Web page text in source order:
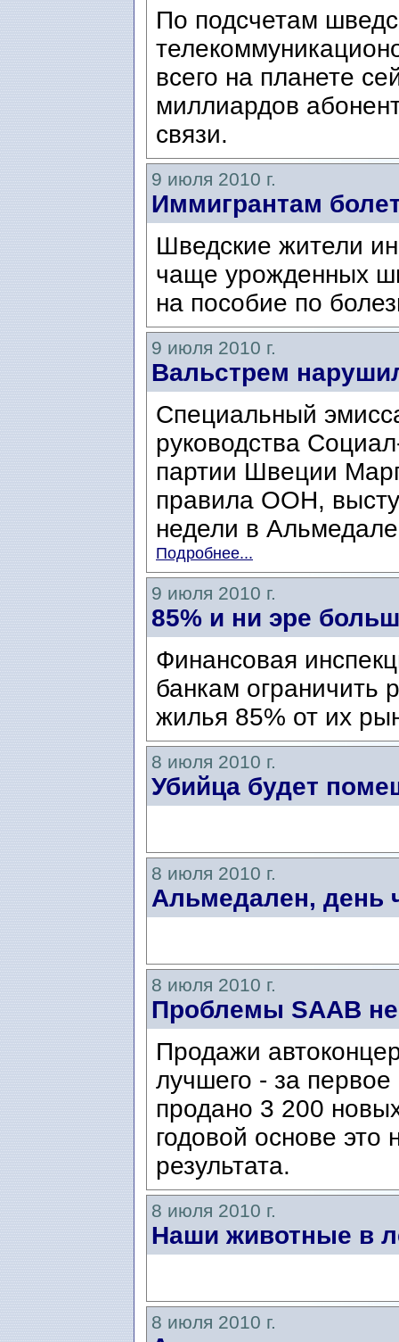
По подсчетам
всего на планете
миллиардов
связи.
9 июля 2010 г.
Иммигрантам
Шведские жители
чаще урожденных
на пособие по
9 июля 2010 г.
Вальстрем
Специальный
руководства
партии Швеции
правила ООН,
недели в
Подробнее...
9 июля 2010 г.
85% и ни эре
Финансовая
банкам ограничить
жилья 85% от их
8 июля 2010 г.
Убийца будет
8 июля 2010 г.
Альмедален, день
8 июля 2010 г.
Проблемы SAAB
Продажи
лучшего - за
продано 3 200
годовой основе это
результата.
8 июля 2010 г.
Наши животные в
8 июля 2010 г.